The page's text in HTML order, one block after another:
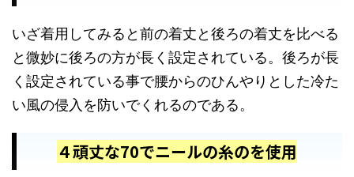
いざ着用してみると前の着丈と後ろの着丈を比べる
と微妙に後ろの方が長く設定されている。後ろが長
く設定されている事で腰からのひんやりとした冷た
い風の侵入を防いでくれるのである。
４頑丈な70でニールの糸のを使用